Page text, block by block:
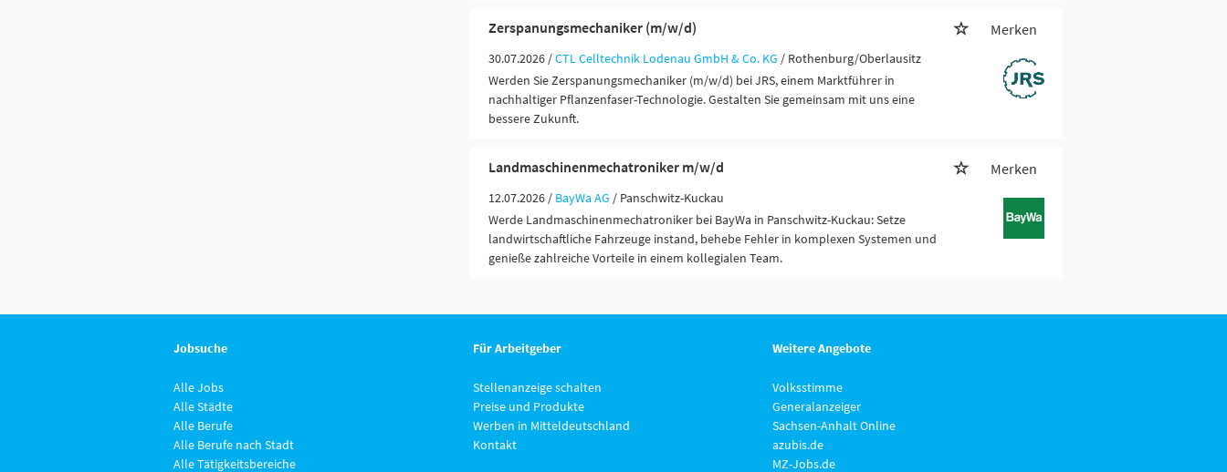
Zerspanungsmechaniker (m/w/d) Merken
30.07.2026 /CTL Celltechnik Lodenau GmbH & Co. KG / Rothenburg/Oberlausitz
Werden Sie Zerspanungsmechaniker (m/w/d) bei JRS, einem Marktführer in
nachhaltiger Pflanzenfaser-Technologie. Gestalten Sie gemeinsam mit uns eine
bessere Zukunft.
Landmaschinenmechatroniker m/w/d Merken
12.07.2026 / BayWa AG / Panschwitz-Kuckau
Werde Landmaschinenmechatroniker bei BayWa in Panschwitz-Kuckau: Setze
landwirtschaftliche Fahrzeuge instand, behebe Fehler in komplexen Systemen und
genieße zahlreiche Vorteile in einem kollegialen Team.
Jobsuche
Alle Jobs
Alle Städte
Alle Berufe
Alle Berufe nach Stadt
Alle Tätigkeitsbereiche
Für Arbeitgeber
Stellenanzeige schalten
Preise und Produkte
Werben in Mitteldeutschland
Kontakt
Weitere Angebote
Volksstimme
Generalanzeiger
Sachsen-Anhalt Online
azubis.de
MZ-Jobs.de